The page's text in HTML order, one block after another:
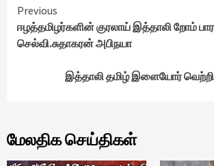
Continue
Reading
Previous
ஈழத்தமிழர்களின் குரலாய் இத்தாலி றோம்
செல்வி.சுதாகரன் அபிநயா
இத்தாலி தமிழ் இளையோர்
மேலதிக செய்திகள்